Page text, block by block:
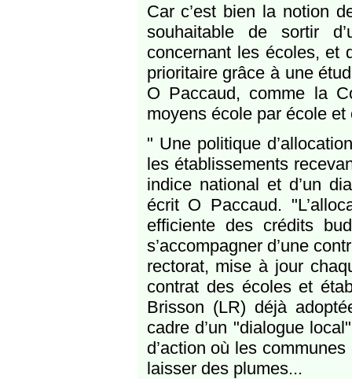
Car c’est bien la notion
souhaitable de sortir
concernant les écoles, et
prioritaire grâce à une
O Paccaud, comme la
moyens école par école
" Une politique
les établissements
indice national et d’un
écrit O Paccaud.
efficiente des crédits
s’accompagner d’une
rectorat, mise à jour
contrat des écoles et
Brisson (LR) déjà
cadre d’un "dialogue
d’action où les
laisser des plumes...